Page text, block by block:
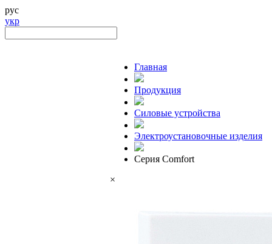
рус
укр
Главная
Продукция
Силовые устройства
Электроустановочные изделия
Серия Comfort
×